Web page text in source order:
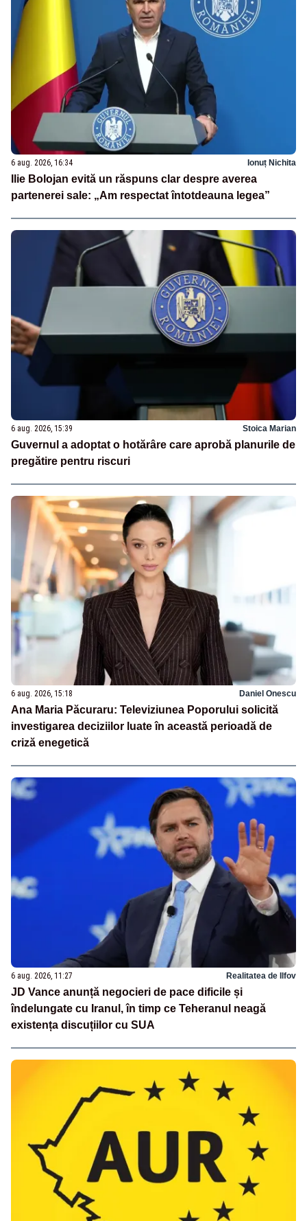
6 aug. 2026, 16:34 Ionuț Nichita
Ilie Bolojan evită un răspuns clar despre averea
partenerei sale: „Am respectat întotdeauna legea”
6 aug. 2026, 15:39 Stoica Marian
Guvernul a adoptat o hotărâre care aprobă planurile de
pregătire pentru riscuri
6 aug. 2026, 15:18 Daniel Onescu
Ana Maria Păcuraru: Televiziunea Poporului solicită
investigarea deciziilor luate în această perioadă de
criză enegetică
6 aug. 2026, 11:27 Realitatea de Ilfov
JD Vance anunță negocieri de pace dificile și
îndelungate cu Iranul, în timp ce Teheranul neagă
existența discuțiilor cu SUA